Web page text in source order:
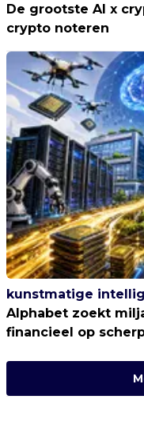
De grootste AI x
crypto noteren
kunstmatige
Alphabet zoekt
financieel op